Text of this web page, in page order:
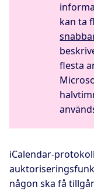
kan ta
flesta
iCalendar-
någon ska få